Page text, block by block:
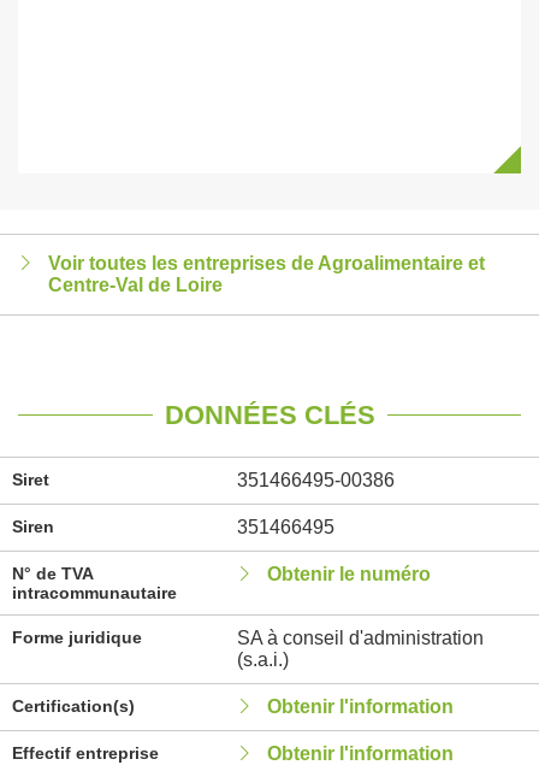
Voir toutes les entreprises de Agroalimentaire et
Centre-Val de Loire
DONNÉES CLÉS
Siret 351466495-00386
Siren 351466495
N° de TVA
intracommunautaire
Obtenir le numéro
Forme juridique
SA à conseil d'administration
(s.a.i.)
Certification(s) Obtenir l'information
Effectif entreprise Obtenir l'information